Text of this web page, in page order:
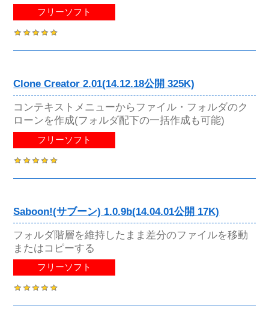
フリーソフト
Clone Creator 2.01(14.12.18公開 325K)
コンテキストメニューからファイル・フォルダのク
ローンを作成(フォルダ配下の一括作成も可能)
フリーソフト
Saboon!(サブーン) 1.0.9b(14.04.01公開 17K)
フォルダ階層を維持したまま差分のファイルを移動
またはコピーする
フリーソフト